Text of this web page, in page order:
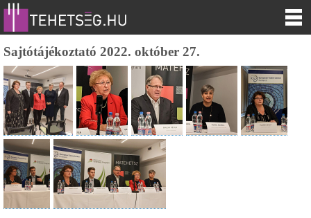
Sajtótájékoztató 2022. október 27.